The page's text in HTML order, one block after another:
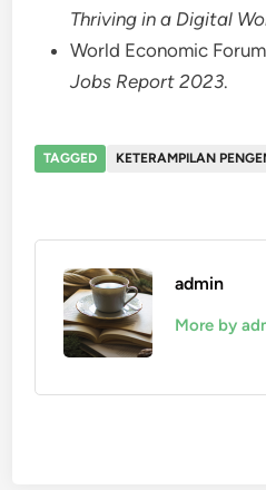
Thriving in a Digital
World Economic
Jobs Report 2023.
TAGGED KETERAMPILAN
admin
More by